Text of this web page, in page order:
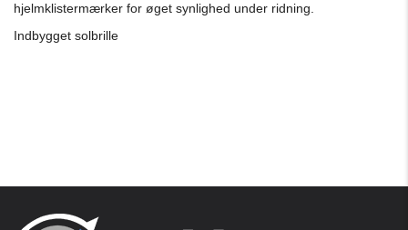
hjelmklistermærker for øget synlighed under ridning.
Indbygget solbrille